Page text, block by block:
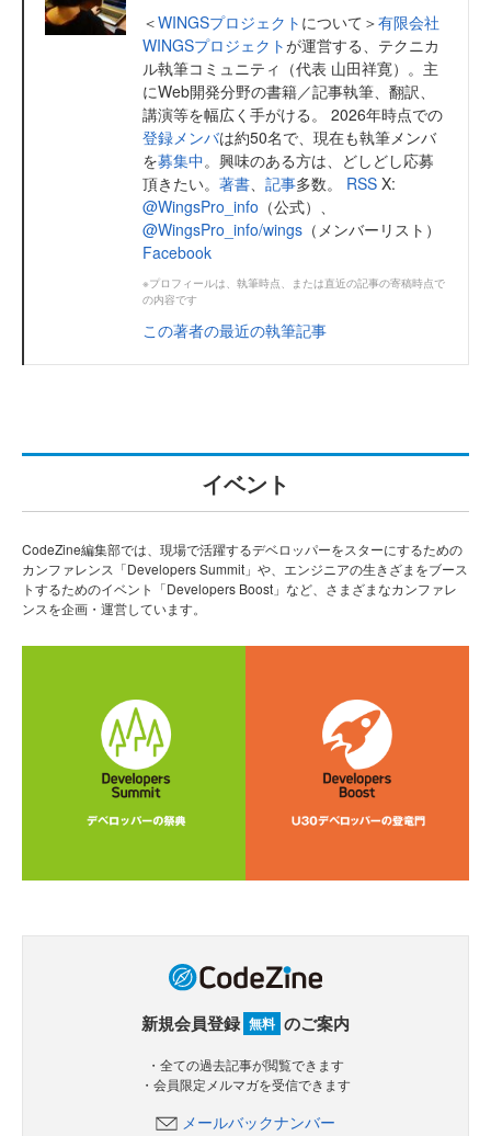
＜WINGSプロジェクト について＞有限会社
WINGSプロジェクトが運営する、テクニカ
ル執筆コミュニティ（代表 山田祥寛）。主
にWeb開発分野の書籍／記事執筆、翻訳、
講演等を幅広く手がける。 2026年時点での
登録メンバは約50名で、現在も執筆メンバ
を募集中。興味のある方は、どしどし応募
頂きたい。 著書 記事多数。 RSS X:
@WingsPro_info （公式）、
@WingsPro_info/wings （メンバーリスト）
Facebook
※プロフィールは、執筆時点、または直近の記事の寄稿時点で
の内容です
この著者の最近の執筆記事
イベント
CodeZine編集部では、現場で活躍するデベロッパーをスターにするための
カンファレンス「Developers Summit」や、エンジニアの生きざまをブース
トするためのイベント「Developers Boost」など、さまざまなカンファレ
ンスを企画・運営しています。
新規会員登録 無料 のご案内
・全ての過去記事が閲覧できます
・会員限定メルマガを受信できます
メールバックナンバー